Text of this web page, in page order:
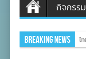
กิจกรรม
Breaking News ไ